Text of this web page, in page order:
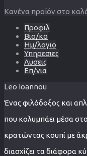
Κανένα προϊόν στο
Προφιλ
Βιο/κο
Ημ/λογιο
Υπηρεσιες
Λυσεις
Επ/νια
Leo Ioannou
Ένας φιλόδοξος και
που κολυμπάει μέσα
κρατώντας κουπί με
διασχίζει τα διάφορα